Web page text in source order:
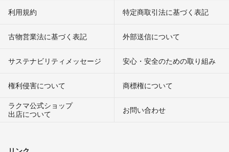
利用規約 特定商取引法に基づく表記
古物営業法に基づく表記 外部送信について
サステナビリティメッセージ 安心・安全のための取り組み
権利侵害について
商標権について
ラクマ公式ショップ
出店について
お問い合わせ